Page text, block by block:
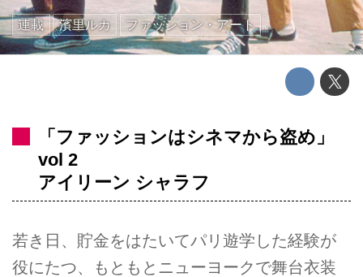
連載 濱里ルカ ファッション・アート
「ファッションはシネマから盗め」
vol 2
アイリーン シャラフ
若き日、貯金をはたいてパリ遊学した経験が
役にたつ、もともとニューヨークで舞台衣装